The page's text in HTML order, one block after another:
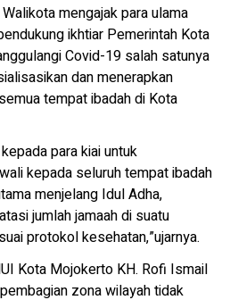
mengajak para ulama
ikhtiar Pemerintah Kota
Covid-19 salah satunya
dan menerapkan
tempat ibadah di Kota
para kiai untuk
kepada seluruh tempat ibadah
menjelang Idul Adha,
jumlah jamaah di suatu
protokol kesehatan,”ujarnya.
Kota Mojokerto KH. Rofi Ismail
zona wilayah tidak